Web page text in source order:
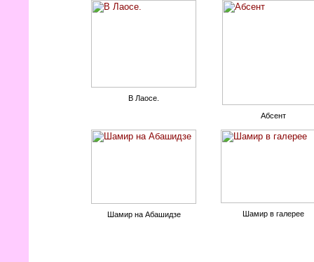
В Лаосе.
Абсент
Шамир на Абашидзе Шамир в галерее